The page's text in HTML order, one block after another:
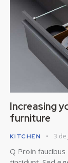
Increasing
furniture
KITCHEN 3 de
Q Proin